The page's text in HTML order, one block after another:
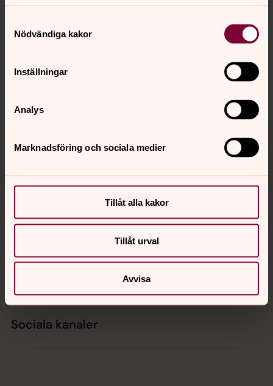
Nödvändiga kakor
Inställningar
Analys
Marknadsföring och sociala medier
Tillåt alla kakor
Tillåt urval
Avvisa
Synpunkter eller frågor på sidans
vallingby.forsamling@svenskakyrkan.se
Kontakt
Sociala kanaler